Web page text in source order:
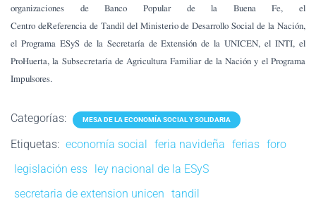
organizaciones de Banco Popular de la Buena Fe, el
Centro deReferencia de Tandil del Ministerio de Desarrollo Social de la Nación,
el Programa ESyS de la Secretaría de Extensión de la UNICEN, el INTI, el
ProHuerta, la Subsecretaría de Agricultura Familiar de la Nación y el Programa
Impulsores.
Categorías: MESA DE LA ECONOMÍA SOCIAL Y SOLIDARIA
Etiquetas: economía social feria navideña ferias foro
legislación ess ley nacional de la ESyS
secretaria de extension unicen tandil